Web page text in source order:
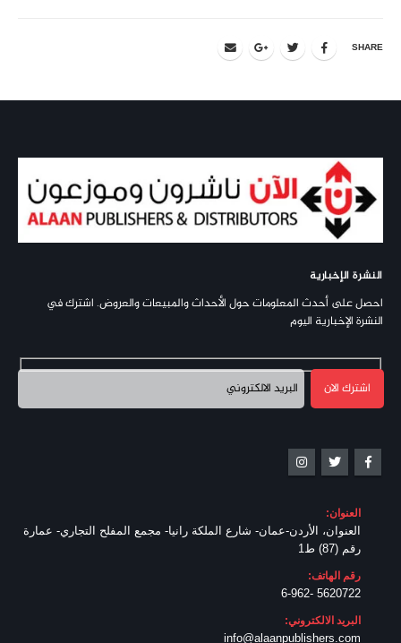
SHARE
النشرة الإخبارية
احصل على أحدث المعلومات حول الأحداث والمبيعات والعروض. اشترك في
النشرة الإخبارية اليوم
العنوان:
العنوان، الأردن-عمان- شارع الملكة رانيا- مجمع المفلح التجاري- عمارة
رقم (87) ط1
رقم الهاتف:
5620722 -6-962
البريد الالكتروني:
info@alaanpublishers.com